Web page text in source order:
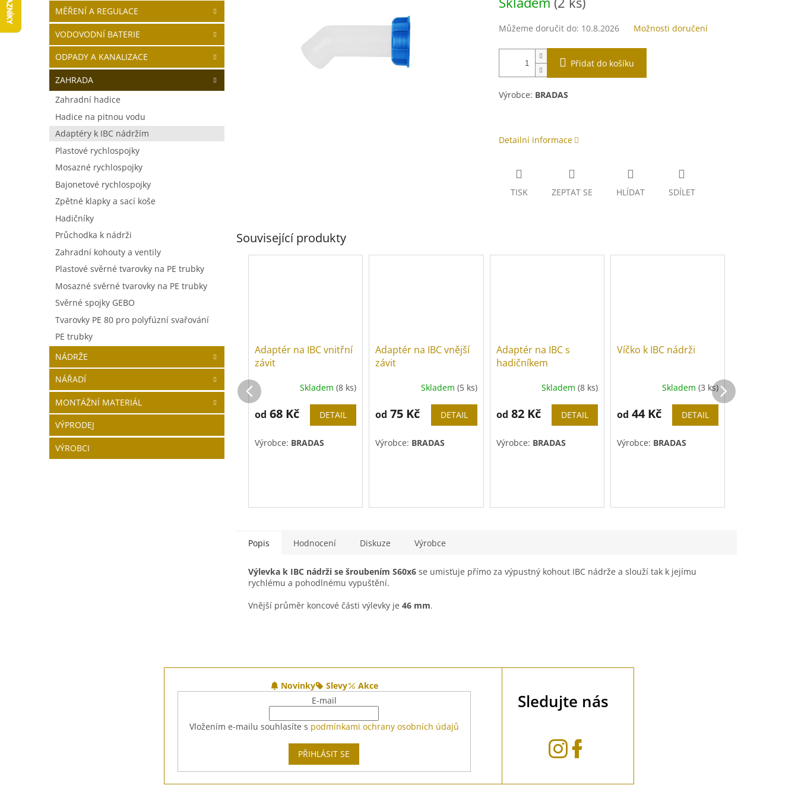
p
n
l
MĚŘENÍ A REGULACE
VODOVODNÍ BATERIE
ODPADY A KANALIZACE
ZAHRADA
Zahradní hadice
Hadice na pitnou vodu
Adaptéry k IBC nádržím
Plastové rychlospojky
Mosazné rychlospojky
Bajonetové rychlospojky
Zpětné klapky a sací koše
Hadičníky
Průchodka k nádrži
Zahradní kohouty a ventily
Plastové svěrné tvarovky na PE trubky
Mosazné svěrné tvarovky na PE trubky
Svěrné spojky GEBO
Tvarovky PE 80 pro polyfúzní svařování
PE trubky
NÁDRŽE
NÁŘADÍ
MONTÁŽNÍ MATERIÁL
VÝPRODEJ
VÝROBCI
cena:
Můžeme doručit do: 10.8.2026 Možnosti doručení
Přidat do košíku
Výrobce: BRADAS
Detailní informace
TISK ZEPTAT SE HLÍDAT SDÍLET
Související produkty
Adaptér na IBC vnitřní
závit
Skladem(8 ks)
od 68 Kč DETAIL
Výrobce: BRADAS
Adaptér na IBC vnější
závit
produktu
z
Skladem (5 ks)
od 75 Kč DETAIL
Výrobce: BRADAS
Adaptér na IBC s
hadičníkem
Skladem (8 ks)
od 82 Kč DETAIL
Výrobce: BRADAS
Víčko k IBC nádrži
Skladem (3 ks)
od 44 Kč DETAIL
Výrobce: BRADAS
Popis Hodnocení Diskuze Výrobce
Výlevka k IBC nádrži se šroubením S60x6 se umisťuje přímo za výpustný kohout IBC nádrže a slouží tak k jejímu
rychlému a pohodlnému vypuštění.
Vnější průměr koncové části výlevky je 46 mm.
Novinky Slevy
Akce
E-mail
Vložením e-mailu souhlasíte s podmínkami ochrany osobních údajů
PŘIHLÁSIT SE
Sledujte nás